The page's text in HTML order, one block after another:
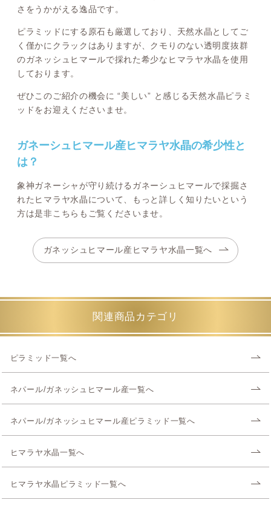
さをうかがえる逸品です。
ピラミッドにする原石も厳選しており、天然水晶としてご
く僅かにクラックはありますが、クモりのない透明度抜群
のガネッシュヒマールで採れた希少なヒマラヤ水晶を使用
しております。
ぜひこのご紹介の機会に “美しい” と感じる天然水晶ピラミ
ッドをお迎えくださいませ。
ガネーシュヒマール産ヒマラヤ水晶の希少性と
は？
象神ガネーシャが守り続けるガネーシュヒマールで採掘さ
れたヒマラヤ水晶について、もっと詳しく知りたいという
方は是非こちらもご覧くださいませ。
ガネッシュヒマール産ヒマラヤ水晶一覧へ
関連商品カテゴリ
ピラミッド一覧へ
ネパール/ガネッシュヒマール産一覧へ
ネパール/ガネッシュヒマール産ピラミッド一覧へ
ヒマラヤ水晶一覧へ
ヒマラヤ水晶ピラミッド一覧へ